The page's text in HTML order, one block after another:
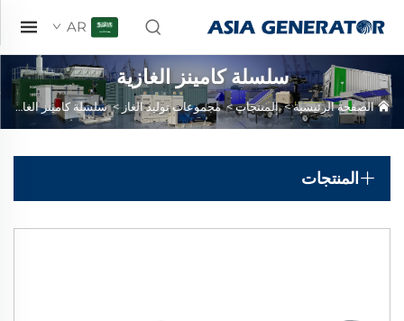
AR
سلسلة كامينز الغازية
الصفحة الرئيسية>المنتجات>مجموعات توليد الغاز>سلسلة كامينز الغازية
المنتجات